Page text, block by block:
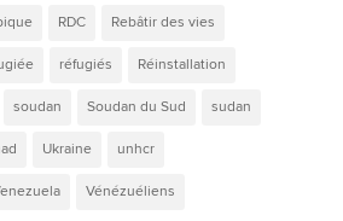
RDC Rebâtir des vies
réfugiés Réinstallation
soudan Soudan du Sud sudan
Ukraine unhcr
Vénézuéliens